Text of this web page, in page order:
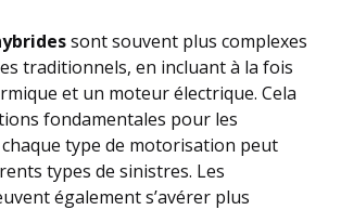
sont souvent plus complexes
traditionnels, en incluant à la fois
et un moteur électrique. Cela
fondamentales pour les
type de motorisation peut
types de sinistres. Les
également s’avérer plus